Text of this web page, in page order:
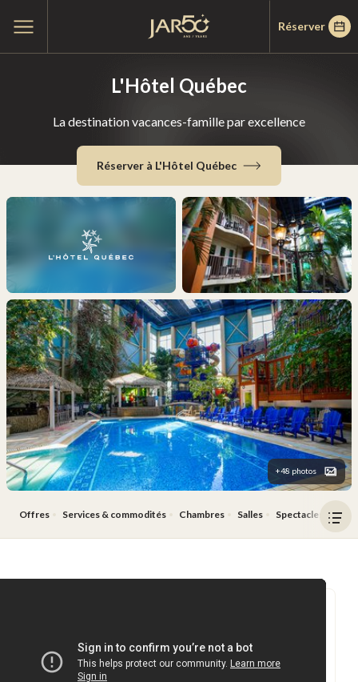
au
contenumenu
Réserver
L'Hôtel Québec
La destination vacances-famille par excellence
Réserver à L'Hôtel Québec
+48 photos
Offres Services & commodités Chambres Salles Spectacles
le